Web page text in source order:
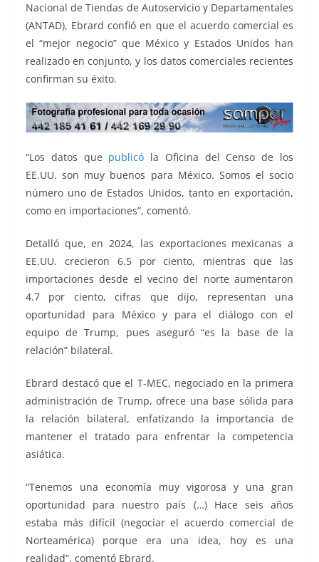
Nacional de Tiendas de Autoservicio y Departamentales
(ANTAD), Ebrard confió en que el acuerdo comercial es
el “mejor negocio” que México y Estados Unidos han
realizado en conjunto, y los datos comerciales recientes
confirman su éxito.
“Los datos que publicó la Oficina del Censo de los
EE.UU. son muy buenos para México. Somos el socio
número uno de Estados Unidos, tanto en exportación,
como en importaciones”, comentó.
Detalló que, en 2024, las exportaciones mexicanas a
EE.UU. crecieron 6.5 por ciento, mientras que las
importaciones desde el vecino del norte aumentaron
4.7 por ciento, cifras que dijo, representan una
oportunidad para México y para el diálogo con el
equipo de Trump, pues aseguró “es la base de la
relación” bilateral.
Ebrard destacó que el T-MEC, negociado en la primera
administración de Trump, ofrece una base sólida para
la relación bilateral, enfatizando la importancia de
mantener el tratado para enfrentar la competencia
asiática.
“Tenemos una economía muy vigorosa y una gran
oportunidad para nuestro país (…) Hace seis años
estaba más difícil (negociar el acuerdo comercial de
Norteamérica) porque era una idea, hoy es una
realidad”, comentó Ebrard.